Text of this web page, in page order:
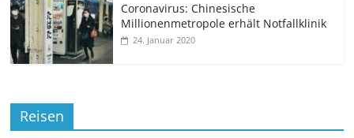
Coronavirus: Chinesische
Millionenmetropole erhält Notfallklinik
24. Januar 2020
Reisen